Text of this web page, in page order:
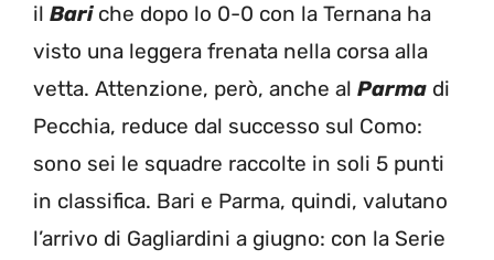
il Bari che dopo lo 0-0 con la Ternana ha
visto una leggera frenata nella corsa alla
vetta. Attenzione, però, anche al Parma di
Pecchia, reduce dal successo sul Como:
sono sei le squadre raccolte in soli 5 punti
in classifica. Bari e Parma, quindi, valutano
l’arrivo di Gagliardini a giugno: con la Serie